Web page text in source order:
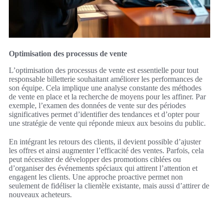
Optimisation des processus de vente
L’optimisation des processus de vente est essentielle pour tout
responsable billetterie souhaitant améliorer les performances de
son équipe. Cela implique une analyse constante des méthodes
de vente en place et la recherche de moyens pour les affiner. Par
exemple, l’examen des données de vente sur des périodes
significatives permet d’identifier des tendances et d’opter pour
une stratégie de vente qui réponde mieux aux besoins du public.
En intégrant les retours des clients, il devient possible d’ajuster
les offres et ainsi augmenter l’efficacité des ventes. Parfois, cela
peut nécessiter de développer des promotions ciblées ou
d’organiser des événements spéciaux qui attirent l’attention et
engagent les clients. Une approche proactive permet non
seulement de fidéliser la clientèle existante, mais aussi d’attirer de
nouveaux acheteurs.